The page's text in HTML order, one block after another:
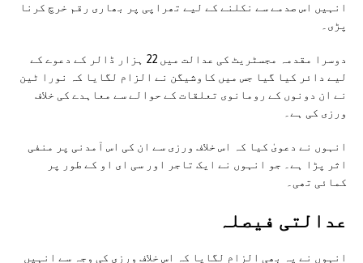
انہیں اس صدمے سے نکلنے کے لیے تھراپی پر بھاری رقم خرچ کرنا
پڑی۔
دوسرا مقدمہ مجسٹریٹ کی عدالت میں 22 ہزار ڈالر کے دعوے کے
لیے دائر کیا گیا جس میں کاوشیگن نے الزام لگایا کہ نورا ٹین
نے ان دونوں کے رومانوی تعلقات کے حوالے سے معاہدے کی خلاف
ورزی کی ہے۔
انہوں نے دعویٰ کیا کہ اس خلاف ورزی سے ان کی اس آمدنی پر منفی
اثر پڑا ہے۔ جو انہوں نے ایک تاجر اور سی ای او کے طور پر
کمائی تھی۔
عدالتی فيصلہ
انہوں نے یہ بھی الزام لگایا کہ اس خلاف ورزی کی وجہ سے انہیں